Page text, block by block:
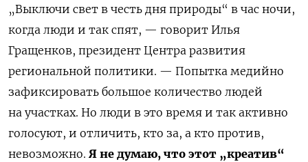
„Выключи свет в честь дня природы“ в час ночи,
когда люди и так спят, — говорит Илья
Гращенков, президент Центра развития
региональной политики. — Попытка медийно
зафиксировать большое количество людей
на участках. Но люди в это время и так активно
голосуют, и отличить, кто за, а кто против,
невозможно. Я не думаю, что этот „креатив“